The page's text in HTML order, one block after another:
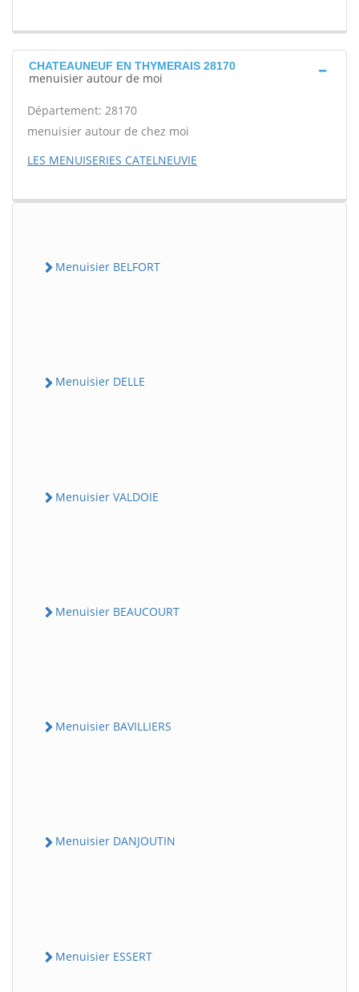
CHATEAUNEUF EN THYMERAIS 28170
menuisier autour de moi
Département: 28170
menuisier autour de chez moi
LES MENUISERIES CATELNEUVIE
Menuisier BELFORT
Menuisier DELLE
Menuisier VALDOIE
Menuisier BEAUCOURT
Menuisier BAVILLIERS
Menuisier DANJOUTIN
Menuisier ESSERT